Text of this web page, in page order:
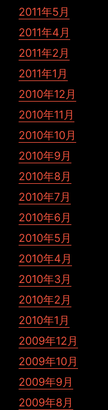
2011年5月
2011年4月
2011年2月
2011年1月
2010年12月
2010年11月
2010年10月
2010年9月
2010年8月
2010年7月
2010年6月
2010年5月
2010年4月
2010年3月
2010年2月
2010年1月
2009年12月
2009年10月
2009年9月
2009年8月